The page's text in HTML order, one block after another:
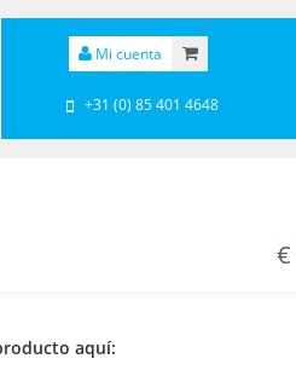
Mi cuenta
+31 (0) 85 401 4648
€
aquí: